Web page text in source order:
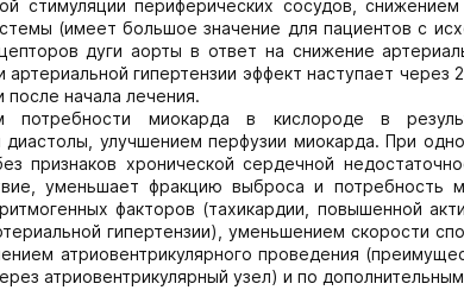
стимуляции периферических сосудов,
(имеет большое значение для пациентов с
дуги аорты в ответ на снижение
гипертензии эффект наступает через
начала лечения.
потребности миокарда в кислороде в
диастолы, улучшением перфузии миокарда. При
признаков хронической сердечной
уменьшает фракцию выброса и потребность
факторов (тахикардии, повышенной
гипертензии), уменьшением скорости
атриовентрикулярного проведения
атриовентрикулярный узел) и по